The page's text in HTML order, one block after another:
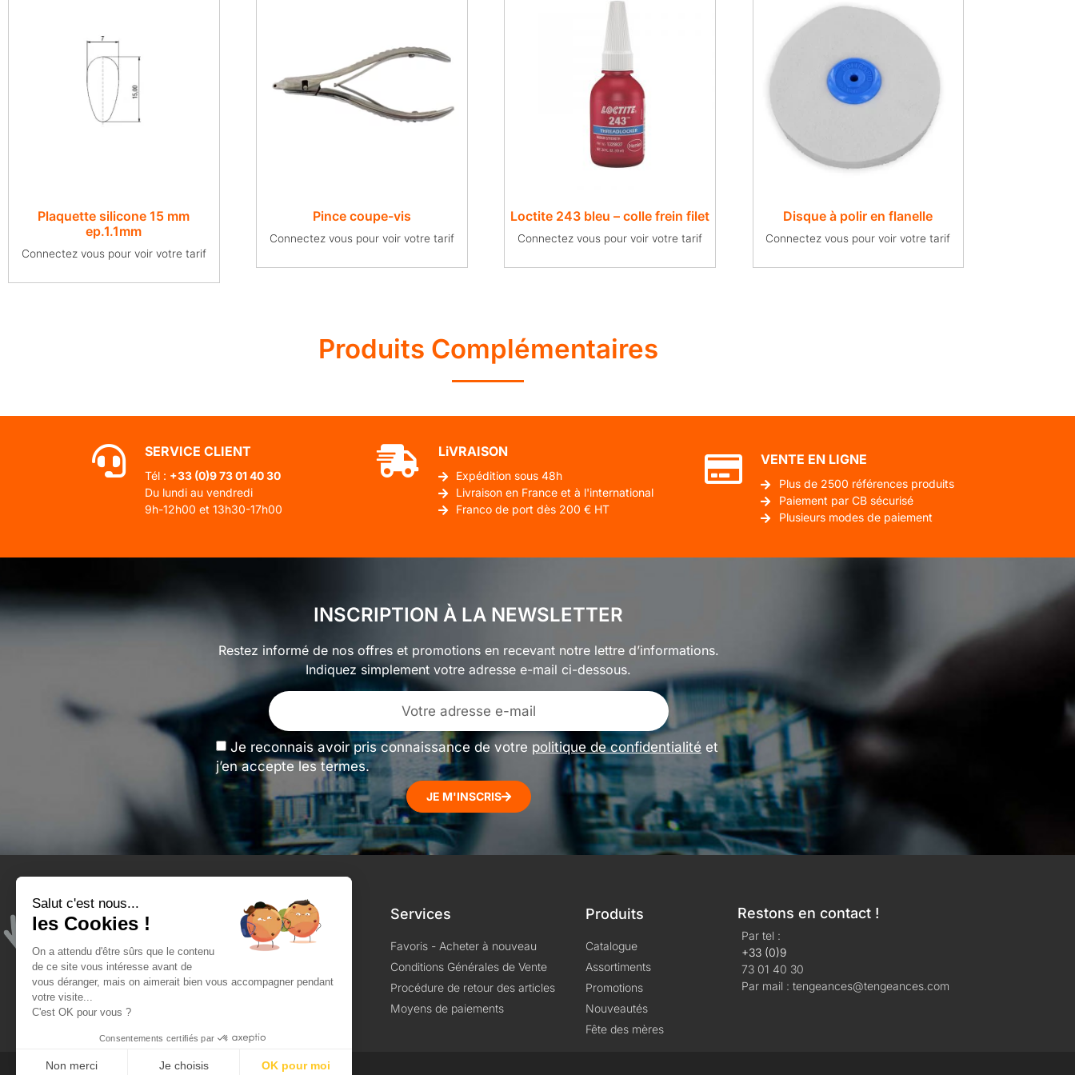
Plaquette silicone 15 mm
ep.1.1mm
Connectez vous pour voir votre tarif
Pince coupe-vis
Connectez vous pour voir votre tarif
Loctite 243 bleu – colle frein filet
Connectez vous pour voir votre tarif
Disque à polir en flanelle
Connectez vous pour voir votre tarif
Produits Complémentaires
SERVICE CLIENT
Tél : +33 (0)9 73 01 40 30
Du lundi au vendredi
9h-12h00 et 13h30-17h00
LiVRAISON
Expédition sous 48h
Livraison en France et à l'international
Franco de port dès 200 € HT
VENTE EN LIGNE
Plus de 2500 références produits
Paiement par CB sécurisé
Plusieurs modes de paiement
INSCRIPTION À LA NEWSLETTER
Restez informé de nos offres et promotions en recevant notre lettre d’informations.
Indiquez simplement votre adresse e-mail ci-dessous.
Je reconnais avoir pris connaissance de votre politique de confidentialité et
j’en accepte les termes.
JE M'INSCRIS
Tengeance et moi
Qui sommes-nous ?
Blog - ateliers de l'opticien
Services
Favoris - Acheter à nouveau
Conditions Générales de Vente
Procédure de retour des articles
Moyens de paiements
Produits
Catalogue
Assortiments
Promotions
Nouveautés
Fête des mères
Restons en contact !
Par tel :
+33 (0)9
73 01 40 30
Par mail : tengeances@tengeances.com
Salut c'est nous...
les Cookies !
On a attendu d'être sûrs que le contenu
de ce site vous intéresse avant de
vous déranger, mais on aimerait bien vous accompagner pendant
votre visite...
C'est OK pour vous ?
Consentements certifiés par
Non merci Je choisis OK pour moi